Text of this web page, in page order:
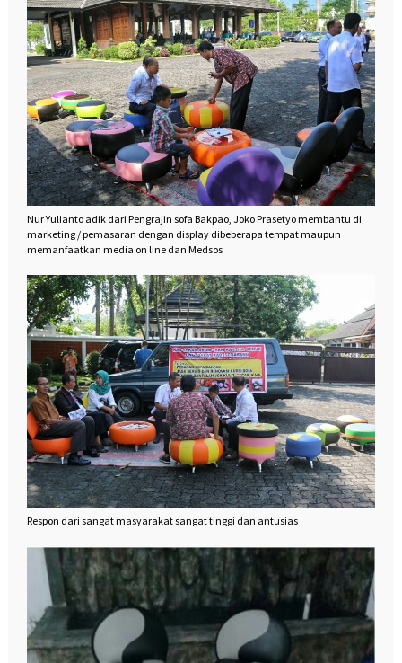
Nur Yulianto adik dari Pengrajin sofa Bakpao, Joko Prasetyo membantu di
marketing / pemasaran dengan display dibeberapa tempat maupun
memanfaatkan media on line dan Medsos
Respon dari sangat masyarakat sangat tinggi dan antusias